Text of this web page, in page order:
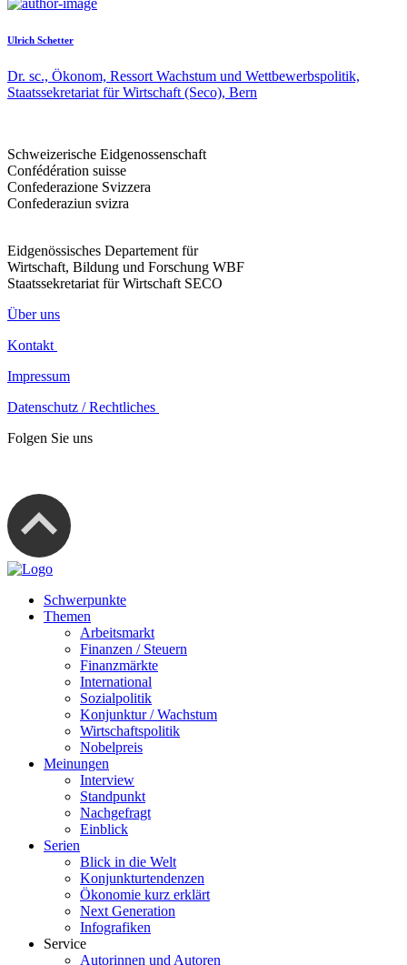
Ulrich Schetter
Dr. sc., Ökonom, Ressort Wachstum und Wettbewerbspolitik,
Staatssekretariat für Wirtschaft (Seco), Bern
Schweizerische Eidgenossenschaft
Confédération suisse
Confederazione Svizzera
Confederaziun svizra
Eidgenössisches Departement für
Wirtschaft, Bildung und Forschung WBF
Staatssekretariat für Wirtschaft SECO
Über uns
Kontakt
Impressum
Datenschutz / Rechtliches
Folgen Sie uns
Schwerpunkte
Themen
Arbeitsmarkt
Finanzen / Steuern
Finanzmärkte
International
Sozialpolitik
Konjunktur / Wachstum
Wirtschaftspolitik
Nobelpreis
Meinungen
Interview
Standpunkt
Nachgefragt
Einblick
Serien
Blick in die Welt
Konjunkturtendenzen
Ökonomie kurz erklärt
Next Generation
Infografiken
Service
Autorinnen und Autoren